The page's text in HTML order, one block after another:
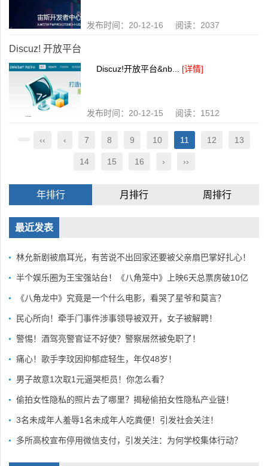
发布时间：20-12-16 阅读：2037
Discuz! 开放平台
Discuz!开放平台&nb... [详情]
发布时间：20-12-15 阅读：1512
‹‹ ‹ 7 8 9 10 11 12 13
14 15 16 › ››
年排行 月排行 周排行
最近发表
林允新剧被扇耳光，有苦说不出回家还要被父亲扇巴掌好扎心！
半个娱乐圈为王宝强站台！《八角笼中》上映6天总票房破10亿
《八角龙中》究竟是一个什么电影，看哭了星爷和莫言？
民心所向！牵手门事件涉事领导被双开，女子被解聘！
警惕！酒驾亮警官证不好使？警察居然被免职了！
痛心！歌手李玟因抑郁症轻生，年仅48岁！
男子故意1次取1元逼哭柜员！你怎么看？
偷拍女性隐私的照片去了哪里？揭秘偷拍女性隐私产业链！
3名未成年人羞辱1名未成年人吃粪便！引发社会关注！
多所高校宣布停用微信支付，引发关注：为何学校集体行动？